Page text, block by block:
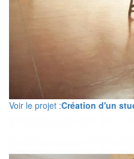
Voir le projet :Création d'un